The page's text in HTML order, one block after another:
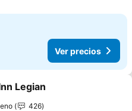
Ver precios
a favoritos
Legian
426